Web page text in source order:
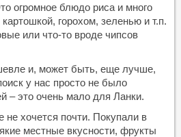
огромное блюдо риса и много
горохом, зеленью и т.п.
или что-то вроде чипсов
и, может быть, еще лучше,
у нас просто не было
– это очень мало для Ланки.
хочется почти. Покупали в
местные вкусности, фрукты